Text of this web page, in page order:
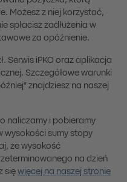
Możesz z niej korzystać,
spłacisz zadłużenia w
za opóźnienie.
Serwis iPKO oraz aplikacja
Szczegółowe warunki
znajdziesz na naszej
naliczamy i pobieramy
wysokości sumy stopy
że wysokość
na dzień
się więcej na naszej stronie